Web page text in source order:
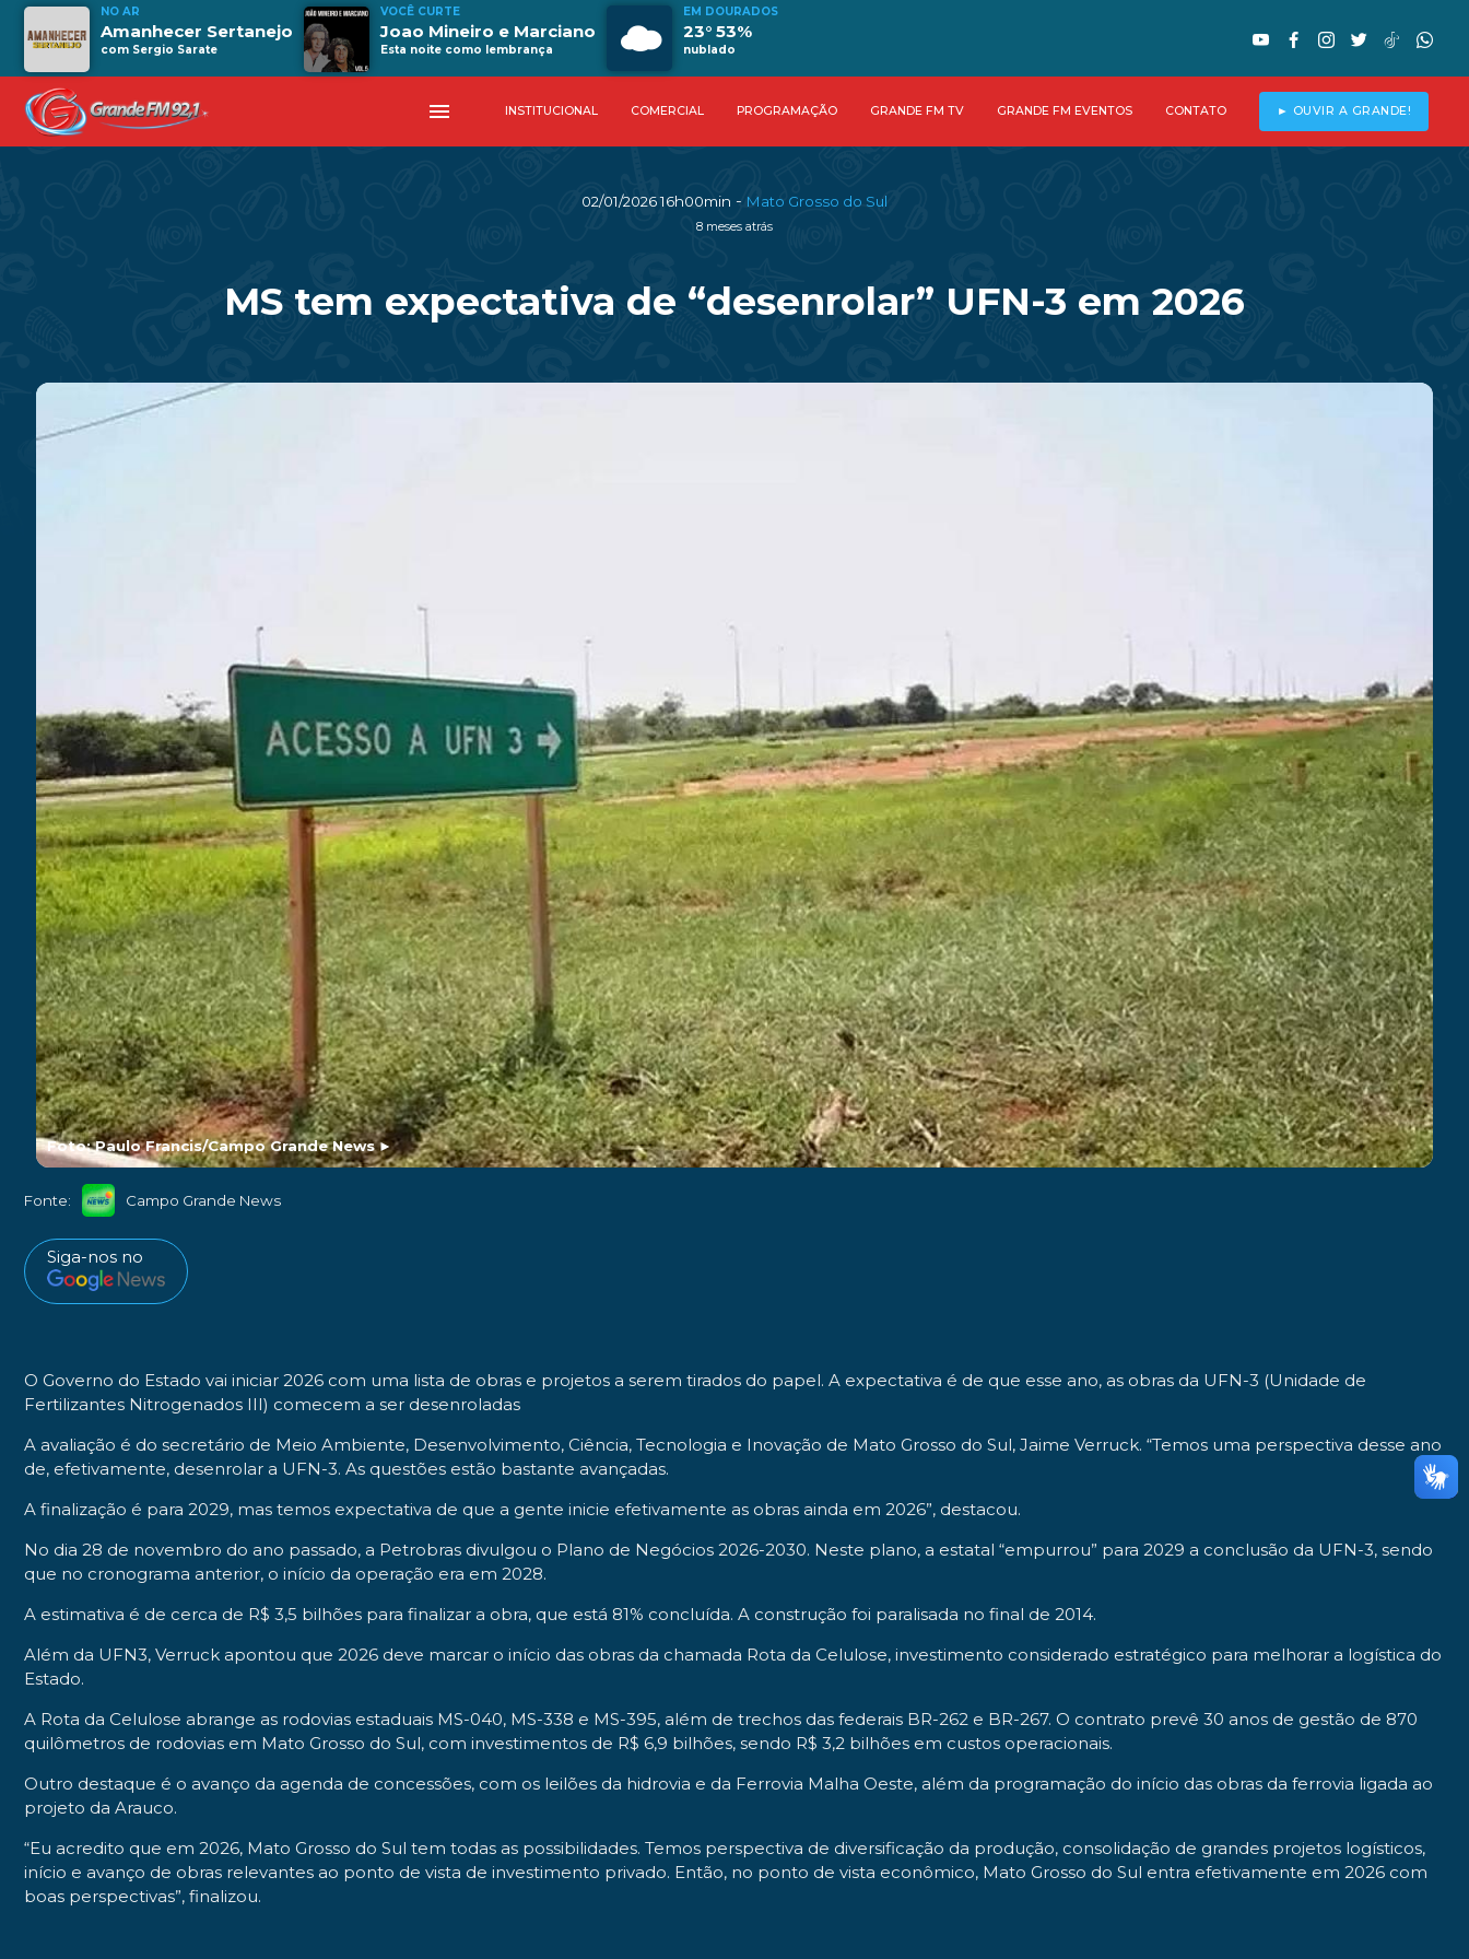
NO AR
Amanhecer Sertanejo
com Sergio Sarate
VOCÊ CURTE
Joao Mineiro e Marciano
Esta noite como lembrança
EM DOURADOS
23° 53%
nublado
menu INSTITUCIONAL COMERCIAL PROGRAMAÇÃO GRANDE FM TV GRANDE FM EVENTOS CONTATO ► OUVIR A GRANDE!
02/01/2026 16h00min - Mato Grosso do Sul
8 meses atrás
MS tem expectativa de “desenrolar” UFN-3 em 2026
Foto: Paulo Francis/Campo Grande News►
Fonte: Campo Grande News
Siga-nos no
O Governo do Estado vai iniciar 2026 com uma lista de obras e projetos a serem tirados do papel. A expectativa é de que esse ano, as obras da UFN-3 (Unidade de
Fertilizantes Nitrogenados III) comecem a ser desenroladas
A avaliação é do secretário de Meio Ambiente, Desenvolvimento, Ciência, Tecnologia e Inovação de Mato Grosso do Sul, Jaime Verruck. “Temos uma perspectiva desse ano
de, efetivamente, desenrolar a UFN-3. As questões estão bastante avançadas.
A finalização é para 2029, mas temos expectativa de que a gente inicie efetivamente as obras ainda em 2026”, destacou.
No dia 28 de novembro do ano passado, a Petrobras divulgou o Plano de Negócios 2026-2030. Neste plano, a estatal “empurrou” para 2029 a conclusão da UFN-3, sendo
que no cronograma anterior, o início da operação era em 2028.
A estimativa é de cerca de R$ 3,5 bilhões para finalizar a obra, que está 81% concluída. A construção foi paralisada no final de 2014.
Além da UFN3, Verruck apontou que 2026 deve marcar o início das obras da chamada Rota da Celulose, investimento considerado estratégico para melhorar a logística do
Estado.
A Rota da Celulose abrange as rodovias estaduais MS-040, MS-338 e MS-395, além de trechos das federais BR-262 e BR-267. O contrato prevê 30 anos de gestão de 870
quilômetros de rodovias em Mato Grosso do Sul, com investimentos de R$ 6,9 bilhões, sendo R$ 3,2 bilhões em custos operacionais.
Outro destaque é o avanço da agenda de concessões, com os leilões da hidrovia e da Ferrovia Malha Oeste, além da programação do início das obras da ferrovia ligada ao
projeto da Arauco.
“Eu acredito que em 2026, Mato Grosso do Sul tem todas as possibilidades. Temos perspectiva de diversificação da produção, consolidação de grandes projetos logísticos,
início e avanço de obras relevantes ao ponto de vista de investimento privado. Então, no ponto de vista econômico, Mato Grosso do Sul entra efetivamente em 2026 com
boas perspectivas”, finalizou.